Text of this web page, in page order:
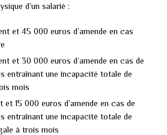
d’un salarié :
et 45 000 euros d’amende en cas
et 30 000 euros d’amende en cas de
entraînant une incapacité totale de
mois
et 15 000 euros d’amende en cas de
entraînant une incapacité totale de
à trois mois